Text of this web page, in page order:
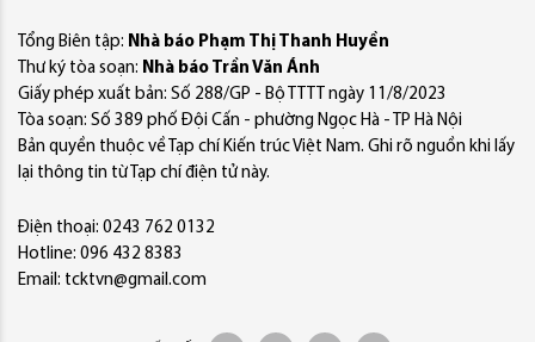
Tổng Biên tập: Nhà báo Phạm Thị Thanh Huyền
Thư ký tòa soạn: Nhà báo Trần Văn Ánh
Giấy phép xuất bản: Số 288/GP - Bộ TTTT ngày 11/8/2023
Tòa soạn: Số 389 phố Đội Cấn - phường Ngọc Hà - TP Hà Nội
Bản quyền thuộc về Tạp chí Kiến trúc Việt Nam. Ghi rõ nguồn khi lấy
lại thông tin từ Tạp chí điện tử này.
Điện thoại: 0243 762 0132
Hotline: 096 432 8383
Email: tcktvn@gmail.com